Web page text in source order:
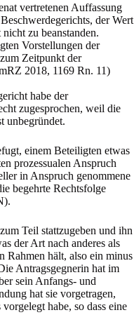
vertretenen Auffassung
der Wert
zu beanstanden.
Vorstellungen der
Zeitpunkt der
2018, 1169 Rn. 11)
habe der
zugesprochen, weil die
unbegründet.
einem Beteiligten etwas
prozessualen Anspruch
in Anspruch genommene
begehrte Rechtsfolge
Teil stattzugeben und ihn
der Art nach anderes als
Rahmen hält, also ein minus
Antragsgegnerin hat im
sein Anfangs- und
hat sie vorgetragen,
habe, so dass eine